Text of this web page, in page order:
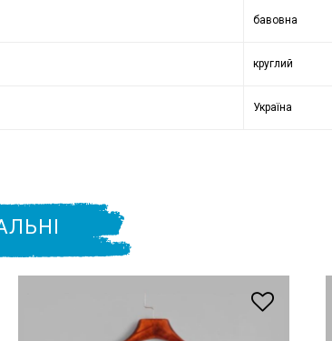
бавовна
круглий
Україна